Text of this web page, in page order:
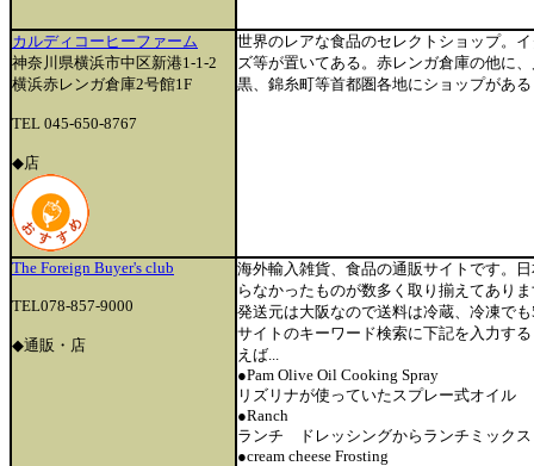
カルディコーヒーファーム
神奈川県横浜市中区新港1-1-2
横浜赤レンガ倉庫2号館1F
TEL 045-650-8767
◆店
世界のレアな食品のセレクトショップ。
ズ等が置いてある。赤レンガ倉庫の他に
黒、錦糸町等首都圏各地にショップがある
The Foreign Buyer's club
TEL078-857-9000
◆通販 ・店
海外輸入雑貨、食品の通販サイトです。
らなかったものが数多く取り揃えてあり
発送元は大阪なので送料は冷蔵、冷凍で
サイトのキーワード検索に下記を入力す
えば...
●Pam Olive Oil Cooking Spray
リズリナが使っていたスプレー式オイル
●Ranch
ランチ ドレッシングからランチミックス
●cream cheese Frosting